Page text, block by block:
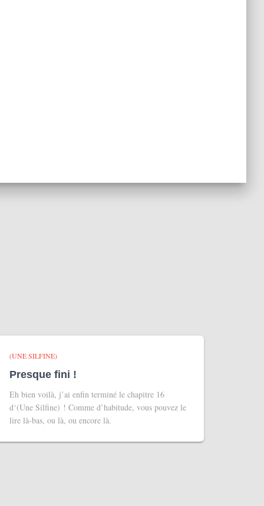
(UNE SILFINE)
Presque fini !
Eh bien voilà, j’ai enfin terminé le chapitre 16
d‘(Une Silfine) ! Comme d’habitude, vous pouvez le
lire là-bas, ou là, ou encore là.